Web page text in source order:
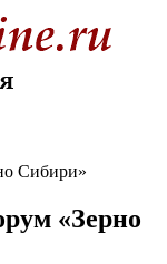
Сибири»
«Зерно